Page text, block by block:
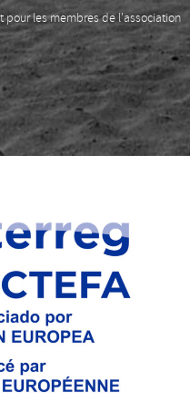
pour les membres de l'association